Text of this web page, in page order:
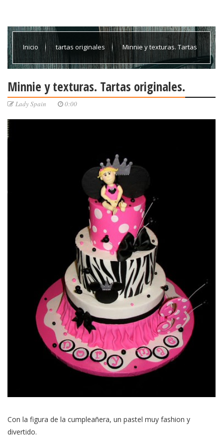
Inicio tartas originales Minnie y texturas. Tartas
Minnie y texturas. Tartas originales.
Lady Spain 0:00
Con la figura de la cumpleañera, un pastel muy fashion y
divertido.